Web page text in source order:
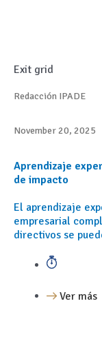
Exit grid
Redacción IPADE
November 20, 2025
Aprendizaje
de impacto
El aprendizaje
empresarial
directivos se
Ver más